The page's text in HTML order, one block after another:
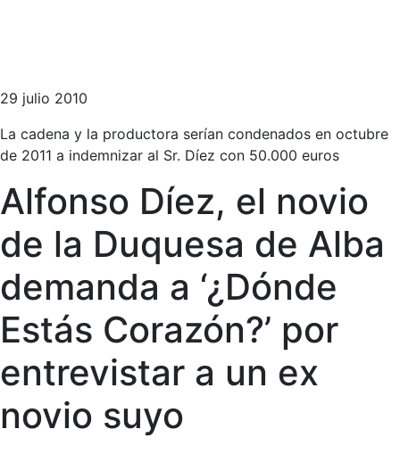
29 julio 2010
La cadena y la productora serían condenados en octubre
de 2011 a indemnizar al Sr. Díez con 50.000 euros
Alfonso Díez, el novio
de la Duquesa de Alba
demanda a ‘¿Dónde
Estás Corazón?’ por
entrevistar a un ex
novio suyo